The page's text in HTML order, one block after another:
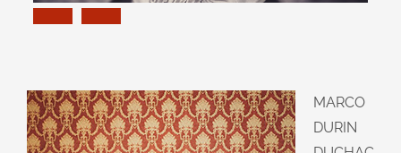
MARCO
DURIN